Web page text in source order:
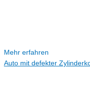
Mehr erfahren
Auto mit defekter